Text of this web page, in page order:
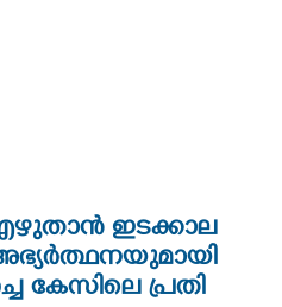
എഴുതാൻ ഇടക്കാല
കേസിലെ പ്രതി